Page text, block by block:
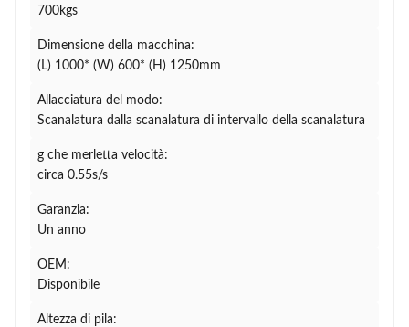
700kgs
Dimensione della macchina:
(L) 1000* (W) 600* (H) 1250mm
Allacciatura del modo:
Scanalatura dalla scanalatura di intervallo della scanalatura
g che merletta velocità:
circa 0.55s/s
Garanzia:
Un anno
OEM:
Disponibile
Altezza di pila: